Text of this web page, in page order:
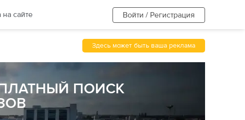
сайте Войти / Регистрация
Здесь может быть ваша реклама
ПОИСК